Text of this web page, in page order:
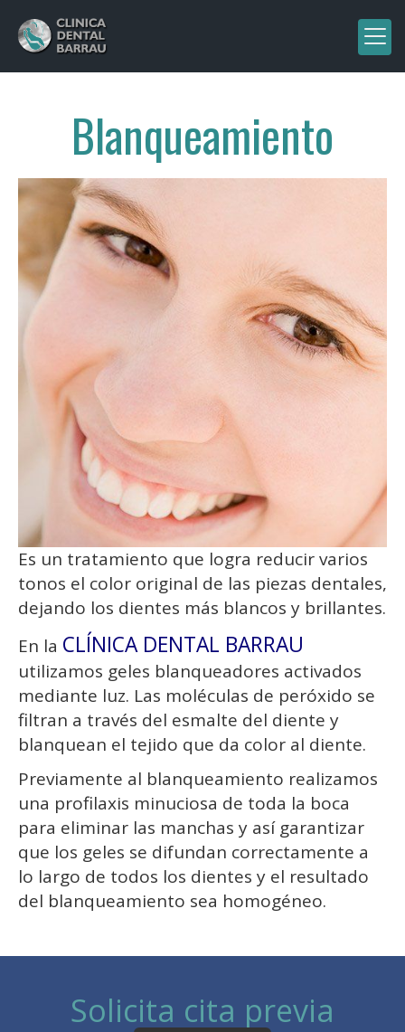
Blanqueamiento
Es un tratamiento que logra reducir varios
tonos el color original de las piezas dentales,
dejando los dientes más blancos y brillantes.
En la CLÍNICA DENTAL BARRAU
utilizamos geles blanqueadores activados
mediante luz. Las moléculas de peróxido se
filtran a través del esmalte del diente y
blanquean el tejido que da color al diente.
Previamente al blanqueamiento realizamos
una profilaxis minuciosa de toda la boca
para eliminar las manchas y así garantizar
que los geles se difundan correctamente a
lo largo de todos los dientes y el resultado
del blanqueamiento sea homogéneo.
Solicita cita previa